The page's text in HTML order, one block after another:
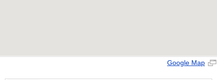
Google Map